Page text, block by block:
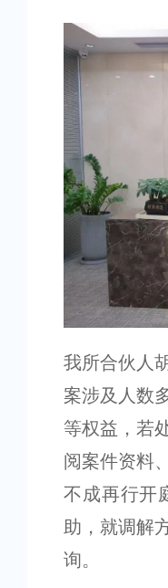
我所合伙人
案涉及人数
等权益，若
阅案件资料
不成再行开
助，就调解
询。